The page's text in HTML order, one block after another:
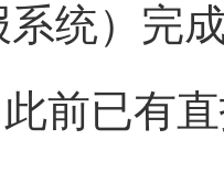
系统）完
此前已有